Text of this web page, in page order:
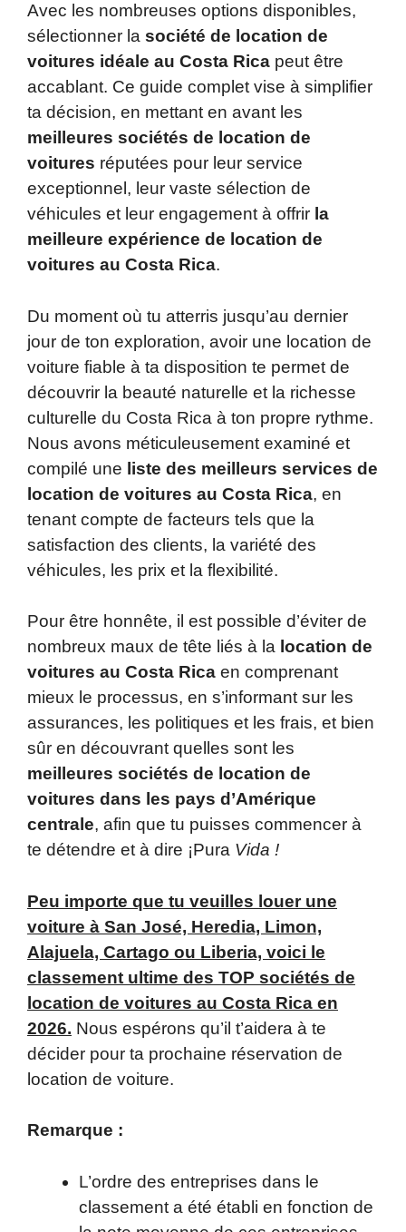
Avec les nombreuses options disponibles,
sélectionner la société de location de
voitures idéale au Costa Rica peut être
accablant. Ce guide complet vise à simplifier
ta décision, en mettant en avant les
meilleures sociétés de location de
voitures réputées pour leur service
exceptionnel, leur vaste sélection de
véhicules et leur engagement à offrir la
meilleure expérience de location de
voitures au Costa Rica.
Du moment où tu atterris jusqu’au dernier
jour de ton exploration, avoir une location de
voiture fiable à ta disposition te permet de
découvrir la beauté naturelle et la richesse
culturelle du Costa Rica à ton propre rythme.
Nous avons méticuleusement examiné et
compilé une liste des meilleurs services de
location de voitures au Costa Rica, en
tenant compte de facteurs tels que la
satisfaction des clients, la variété des
véhicules, les prix et la flexibilité.
Pour être honnête, il est possible d’éviter de
nombreux maux de tête liés à la location de
voitures au Costa Rica en comprenant
mieux le processus, en s’informant sur les
assurances, les politiques et les frais, et bien
sûr en découvrant quelles sont les
meilleures sociétés de location de
voitures dans les pays d’Amérique
centrale, afin que tu puisses commencer à
te détendre et à dire ¡Pura Vida !
Peu importe que tu veuilles louer une
voiture à San José, Heredia, Limon,
Alajuela, Cartago ou Liberia, voici le
classement ultime des TOP sociétés de
location de voitures au Costa Rica en
2026. Nous espérons qu’il t’aidera à te
décider pour ta prochaine réservation de
location de voiture.
Remarque :
L’ordre des entreprises dans le
classement a été établi en fonction de